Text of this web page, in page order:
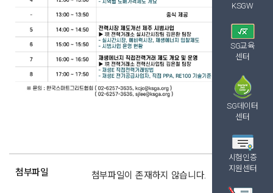
KSGW
SG교육
센터
SG데이터
센터
시험인증
지원센터
첨부파일 첨부파일이 존재하지 않습니다.